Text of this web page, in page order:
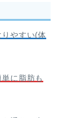
やすい(体
に脂肪も